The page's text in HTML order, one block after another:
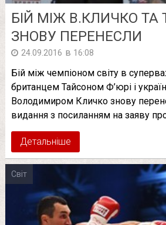
БІЙ МІЖ В.КЛИЧКО ТА
ЗНОВУ ПЕРЕНЕСЛИ
24.09.2016 в 16:08
Бій між чемпіоном світу в
британцем Тайсоном Ф’юрі і
Володимиром Кличко знову
видання з посиланням на заяву
Детальніше
Світ